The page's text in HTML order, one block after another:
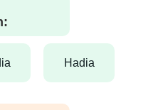
hadia